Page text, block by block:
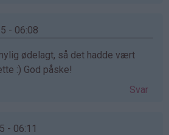
- 06:08
ødelagt, så det hadde vært
:) God påske!
Svar
- 06:11